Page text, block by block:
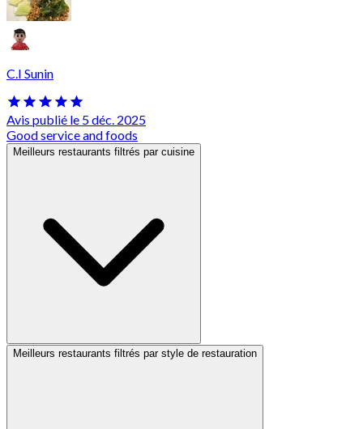
C.I Sunin
Avis publié le 5 déc. 2025
Good service and foods
Meilleurs restaurants filtrés par cuisine
Meilleurs restaurants filtrés par style de restauration